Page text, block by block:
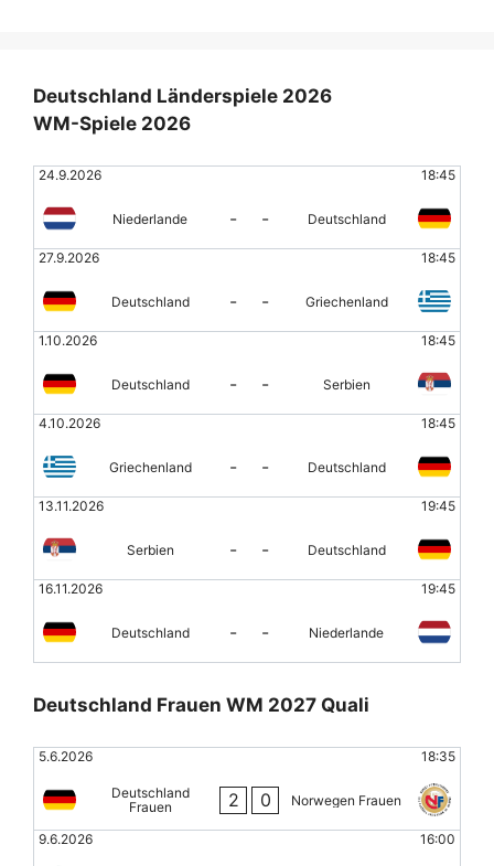
Deutschland Länderspiele 2026
WM-Spiele 2026
24.9.2026 18:45
Niederlande - - Deutschland
27.9.2026 18:45
Deutschland - - Griechenland
1.10.2026 18:45
Deutschland - - Serbien
4.10.2026 18:45
Griechenland - - Deutschland
13.11.2026 19:45
Serbien - - Deutschland
16.11.2026 19:45
Deutschland - - Niederlande
Deutschland Frauen WM 2027 Quali
5.6.2026 18:35
Deutschland
Frauen
2 0 Norwegen Frauen
9.6.2026 16:00